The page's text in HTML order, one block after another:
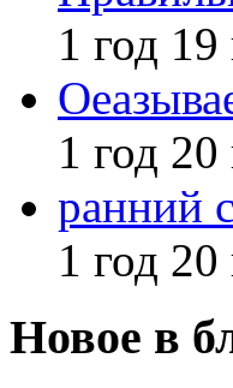
1 год 19
1 год 20
ранний
1 год 20
Новое в